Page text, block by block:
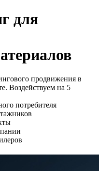
для
продвижения в
Воздействуем на 5
потребителя